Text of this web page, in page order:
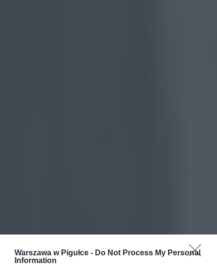
Warszawa w Pigułce - Do Not Process My Personal
Information